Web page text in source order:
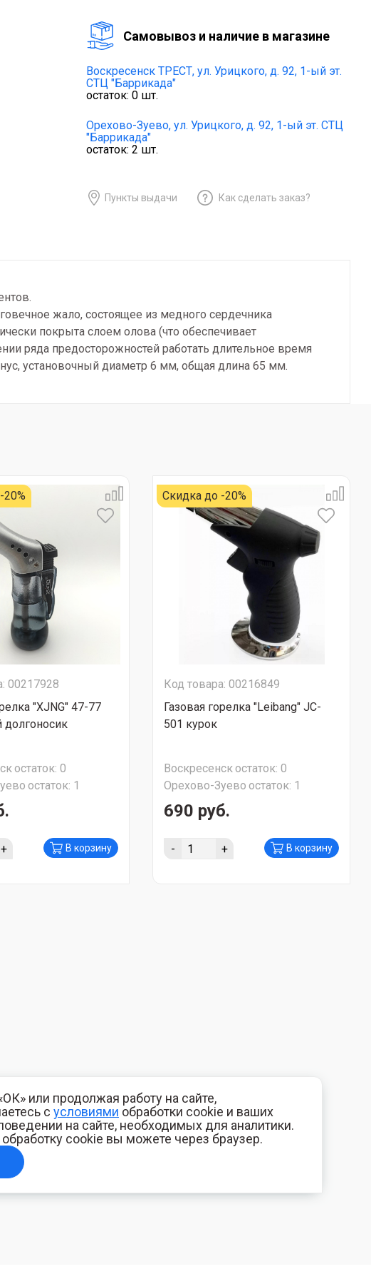
Cамовывоз и наличие в магазине
Воскресенск ТРЕСТ, ул. Урицкого, д. 92, 1-ый эт.
СТЦ "Баррикада"
остаток: 0 шт.
Орехово-Зуево, ул. Урицкого, д. 92, 1-ый эт. СТЦ
"Баррикада"
остаток: 2 шт.
Пункты выдачи Как сделать заказ?
жало, состоящее из медного сердечника
покрыта слоем олова (что обеспечивает
ряда предосторожностей работать длительное время
установочный диаметр 6 мм, общая длина 65 мм.
00217928
"XJNG" 47-77
долгоносик
остаток: 0
остаток: 1
+ В корзину
Скидка до -20%
Код товара: 00216849
Газовая горелка "Leibang" JC-
501 курок
Воскресенскостаток: 0
Орехово-Зуево остаток: 1
690 руб.
- + В корзину
или продолжая работу на сайте,
с условиями обработки cookie и ваших
на сайте, необходимых для аналитики.
обработку cookie вы можете через браузер.